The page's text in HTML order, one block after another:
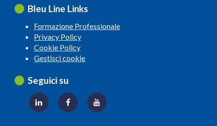
Bleu Line Links
Formazione Professionale
Privacy Policy
Cookie Policy
Gestisci cookie
Seguici su